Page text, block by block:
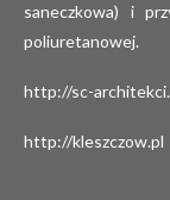
saneczkowa) i
poliuretanowej.
http://sc-
http://kleszczow.pl